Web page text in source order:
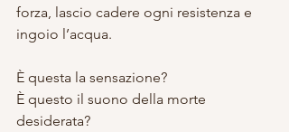
forza, lascio cadere ogni resistenza e
ingoio l’acqua.
È questa la sensazione?
È questo il suono della morte
desiderata?